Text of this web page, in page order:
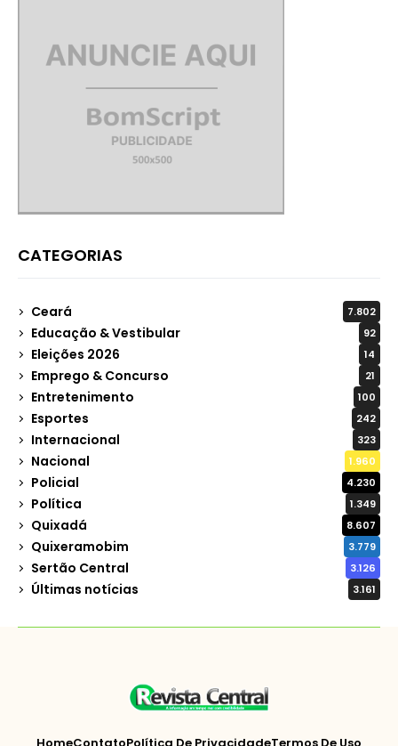
CATEGORIAS
Ceará 7.802
Educação & Vestibular 92
Eleições 2026 14
Emprego & Concurso 21
Entretenimento 100
Esportes 242
Internacional 323
Nacional 1.960
Policial 4.230
Política 1.349
Quixadá 8.607
Quixeramobim 3.779
Sertão Central 3.126
Últimas notícias 3.161